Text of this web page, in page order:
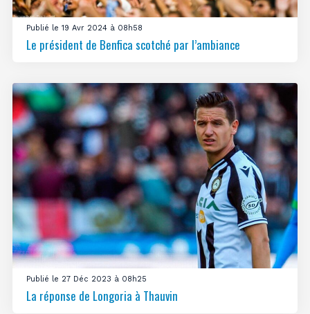
Publié le 19 Avr 2024 à 08h58
Le président de Benfica scotché par l’ambiance
Publié le 27 Déc 2023 à 08h25
La réponse de Longoria à Thauvin